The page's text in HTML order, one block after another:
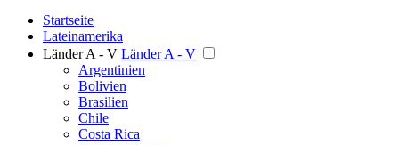
Startseite
Lateinamerika
Länder A - V Länder A - V
Argentinien
Bolivien
Brasilien
Chile
Costa Rica